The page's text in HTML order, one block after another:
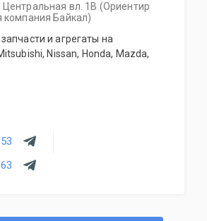
Центральная вл. 1В (Ориентир
компания Байкал)
и агрегаты на
Nissan, Honda, Mazda,